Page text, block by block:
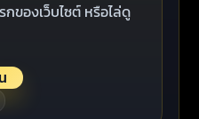
ของเว็บไซต์ หรือไล่ดู